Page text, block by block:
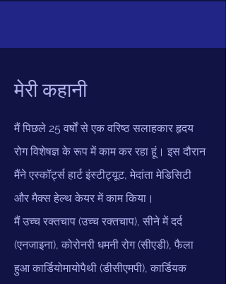
मेरी कहानी
मैं पिछले 25 वर्षों से एक वरिष्ठ सलाहकार हृदय
रोग विशेषज्ञ के रूप में काम कर रहा हूं। इस दौरान
मैंने एस्कॉर्ट्स हार्ट इंस्टीट्यूट, मेदांता मेडिसिटी
और मैक्स हेल्थ केयर में काम किया।
मैं उच्च रक्तचाप (उच्च रक्तचाप), सीने में दर्द
(एनजाइना), कोरोनरी धमनी रोग (सीएडी), फैला
हुआ कार्डियोमायोपैथी (डीसीएमपी), कार्डियक